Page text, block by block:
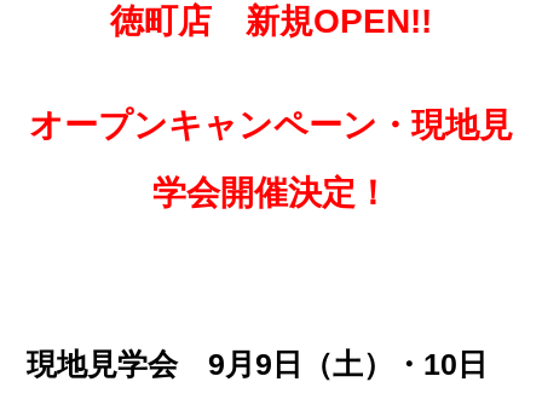
徳町店 新規OPEN!!
オープンキャンペーン・現地見
学会開催決定！
現地見学会 9月9日（土）・10日